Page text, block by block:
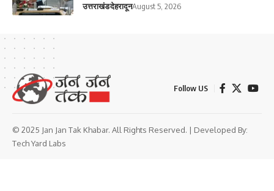
उत्तराखंडदेहरादूनAugust 5, 2026
Follow US
© 2025 Jan Jan Tak Khabar. All Rights Reserved. | Developed By:
Tech Yard Labs